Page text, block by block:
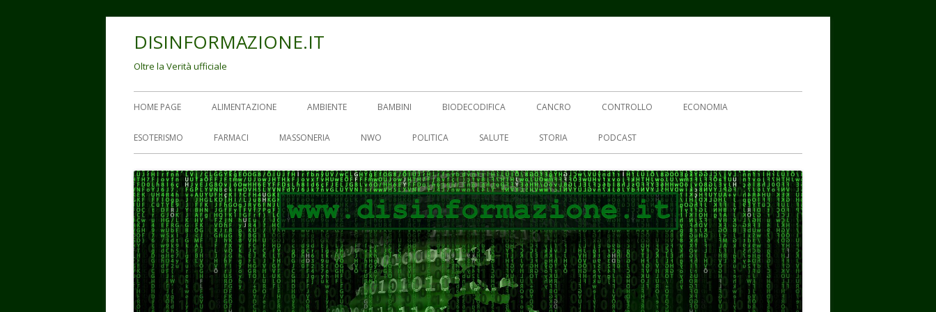
DISINFORMAZIONE.IT
Oltre la Verità ufficiale
Menu
principale
HOME PAGE ALIMENTAZIONE AMBIENTE BAMBINI BIODECODIFICA CANCRO CONTROLLO ECONOMIA
ESOTERISMO FARMACI MASSONERIA NWO POLITICA SALUTE STORIA PODCAST